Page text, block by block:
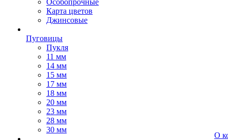
Особопрочные
Карта цветов
Джинсовые
Пуговицы
Пукля
11 мм
14 мм
15 мм
17 мм
18 мм
20 мм
23 мм
28 мм
30 мм
О